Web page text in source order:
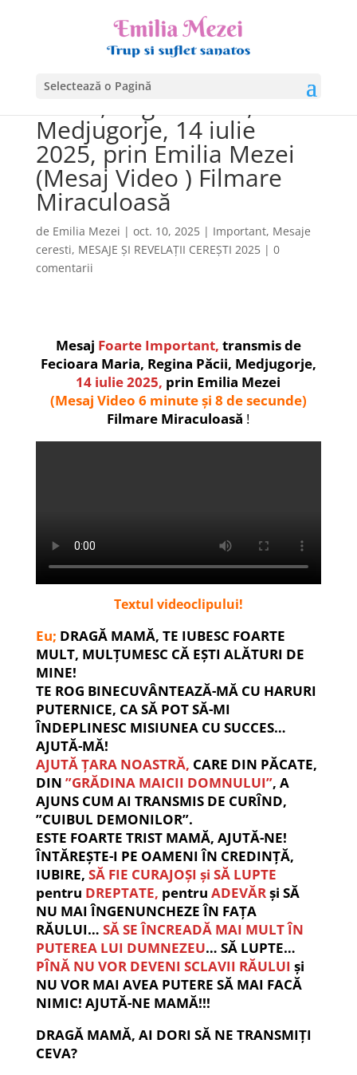
Selectează o Pagină
Mesaj Foarte Important,
transmis de Fecioara
Medjugorje, 14 iulie
2025, prin Emilia Mezei
(Mesaj Video ) Filmare
Miraculoasă
de Emilia Mezei | oct. 10, 2025| Important, Mesaje
ceresti, MESAJE ȘI REVELAȚII CEREȘTI 2025| 0
comentarii
Mesaj Foarte Important, transmis de
Fecioara Maria, Regina Păcii, Medjugorje,
14 iulie 2025, prin Emilia Mezei
(Mesaj Video 6 minute și 8 de secunde)
Filmare Miraculoasă !
Textul videoclipului!
Eu; DRAGĂ MAMĂ, TE IUBESC FOARTE
MULT, MULȚUMESC CĂ EȘTI ALĂTURI DE
MINE!
TE ROG BINECUVÂNTEAZĂ-MĂ CU HARURI
PUTERNICE, CA SĂ POT SĂ-MI
ÎNDEPLINESC MISIUNEA CU SUCCES…
AJUTĂ-MĂ!
AJUTĂ ȚARA NOASTRĂ, CARE DIN PĂCATE,
DIN ”GRĂDINA MAICII DOMNULUI”, A
AJUNS CUM AI TRANSMIS DE CURÎND,
”CUIBUL DEMONILOR”.
ESTE FOARTE TRIST MAMĂ, AJUTĂ-NE!
ÎNTĂREȘTE-I PE OAMENI ÎN CREDINȚĂ,
IUBIRE, SĂ FIE CURAJOȘI și SĂ LUPTE
pentru DREPTATE, pentru ADEVĂRși SĂ
NU MAI ÎNGENUNCHEZE ÎN FAȚA
RĂULUI… SĂ SE ÎNCREADĂ MAI MULT ÎN
PUTEREA LUI DUMNEZEU… SĂ LUPTE…
PÎNĂ NU VOR DEVENI SCLAVII RĂULUI și
NU VOR MAI AVEA PUTERE SĂ MAI FACĂ
NIMIC! AJUTĂ-NE MAMĂ!!!
DRAGĂ MAMĂ, AI DORI SĂ NE TRANSMIȚI
CEVA?